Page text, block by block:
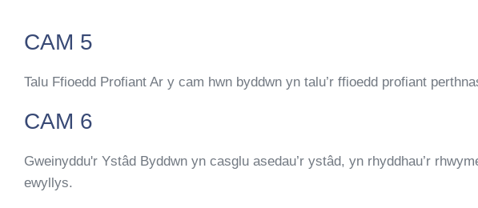
CAM 5
Talu Ffioedd Profiant Ar y cam hwn byddwn yn talu’r ffioedd profiant
CAM 6
Gweinyddu'r Ystâd Byddwn yn casglu asedau’r ystâd, yn rhyddhau’r
ewyllys.